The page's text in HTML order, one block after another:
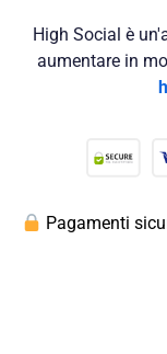
High Social è
aumentare in
Pagamenti